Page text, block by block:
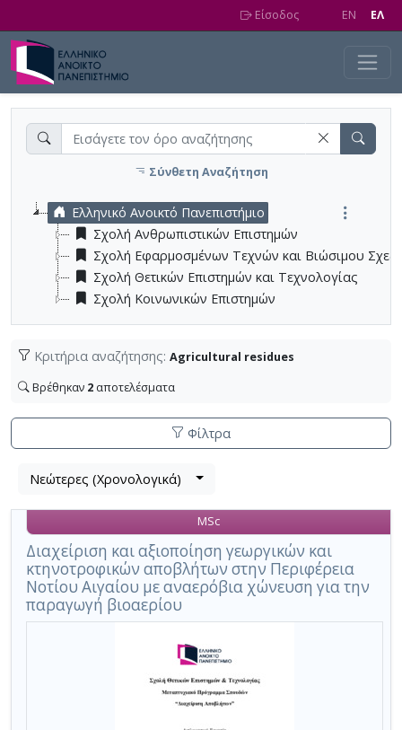
Είσοδος EN EΛ
Σύνθετη Αναζήτηση
Ελληνικό Ανοικτό Πανεπιστήμιο
Σχολή Ανθρωπιστικών Επιστημών
Σχολή Εφαρμοσμένων Τεχνών και Βιώσιμου
Σχολή Θετικών Επιστημών και Τεχνολογίας
Σχολή Κοινωνικών Επιστημών
Κριτήρια αναζήτησης: Agricultural residues
Βρέθηκαν 2 αποτελέσματα
Φίλτρα
Βρέθηκαν
αποτελέσματα
,
σύνολο
σελίδων
1.
Λίστα
τα
αποτελέσματα
αναζήτησης:
Νεώτερες (Χρονολογικά)
Διαχείριση και αξιοποίηση γεωργικών και
κτηνοτροφικών αποβλήτων στην Περιφέρεια
Νοτίου Αιγαίου με αναερόβια χώνευση για την
παραγωγή βιοαερίου
MSc